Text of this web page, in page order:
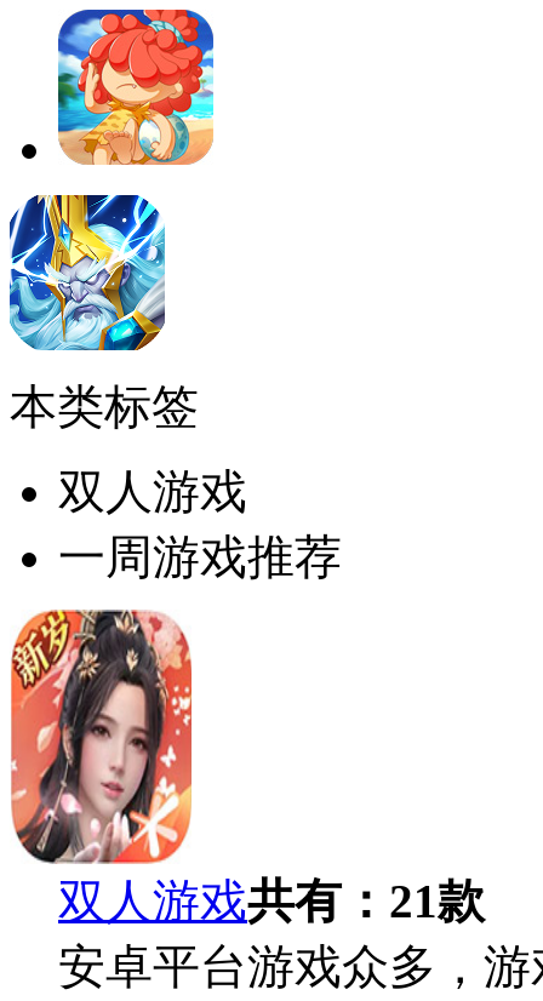
本类标签
双人游戏
一周游戏推荐
双人游戏共有： 21款
安卓平台游戏众多，